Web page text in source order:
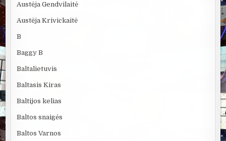
Austėja Gendvilaitė
Austėja Krivickaitė
B
Baggy B
Baltalietuvis
Baltasis Kiras
Baltijos kelias
Baltos snaigės
Baltos Varnos